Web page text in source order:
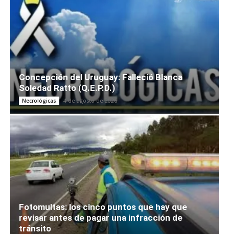
Concepción del Uruguay: Falleció Blanca
Soledad Ratto (Q.E.P.D.)
Necrológicas 4 de agosto de 2026
Fotomultas: los cinco puntos que hay que
revisar antes de pagar una infracción de
tránsito